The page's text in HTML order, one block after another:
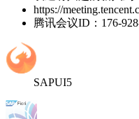
https://
腾讯会议ID：176-
SAPUI5